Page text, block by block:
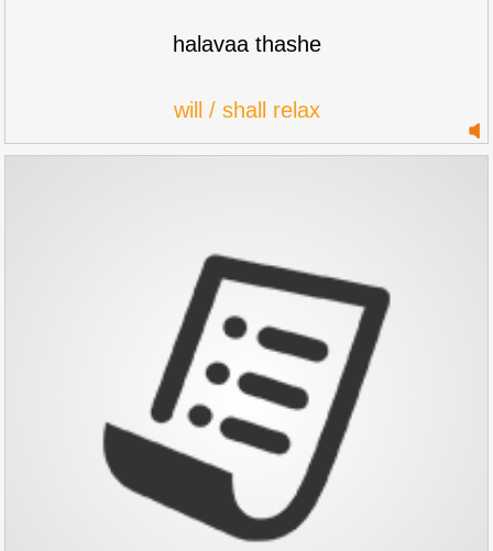
halavaa thashe
will / shall relax